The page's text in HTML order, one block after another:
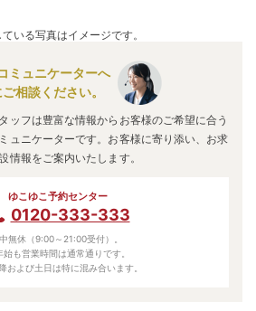
いる写真はイメージです。
ミュニケーターへ
相談ください。
ッフは豊富な情報からお客様のご希望に合う
ュニケーターです。お客様に寄り添い、お求
情報をご案内いたします。
ゆこゆこ予約センター
0120-333-333
無休（9:00～21:00受付）。
始も営業時間は通常通りです。
および土日は特に混み合います。